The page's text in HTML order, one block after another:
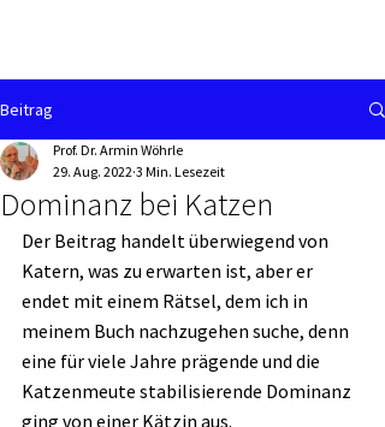
Beitrag
Dominanz bei Katzen
Prof. Dr. Armin Wöhrle
29. Aug. 2022 3 Min. Lesezeit
Der Beitrag handelt überwiegend von
Katern, was zu erwarten ist, aber er
endet mit einem Rätsel, dem ich in
meinem Buch nachzugehen suche, denn
eine für viele Jahre prägende und die
Katzenmeute stabilisierende Dominanz
ging von einer Kätzin aus.